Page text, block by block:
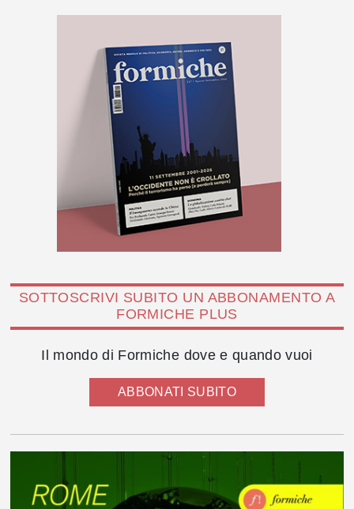
SOTTOSCRIVI SUBITO UN ABBONAMENTO A
FORMICHE PLUS
Il mondo di Formiche dove e quando vuoi
ABBONATI SUBITO